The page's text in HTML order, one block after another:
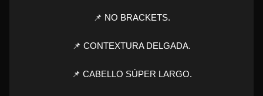
📌 NO BRACKETS.
📌 CONTEXTURA DELGADA.
📌 CABELLO SÚPER LARGO.